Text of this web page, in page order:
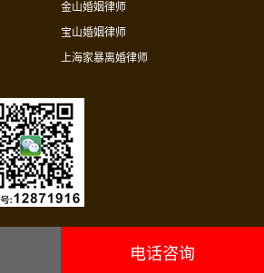
金山婚姻律师
宝山婚姻律师
上海家暴离婚律师
律师事务所沪ICP备05034106号-8
电话咨询